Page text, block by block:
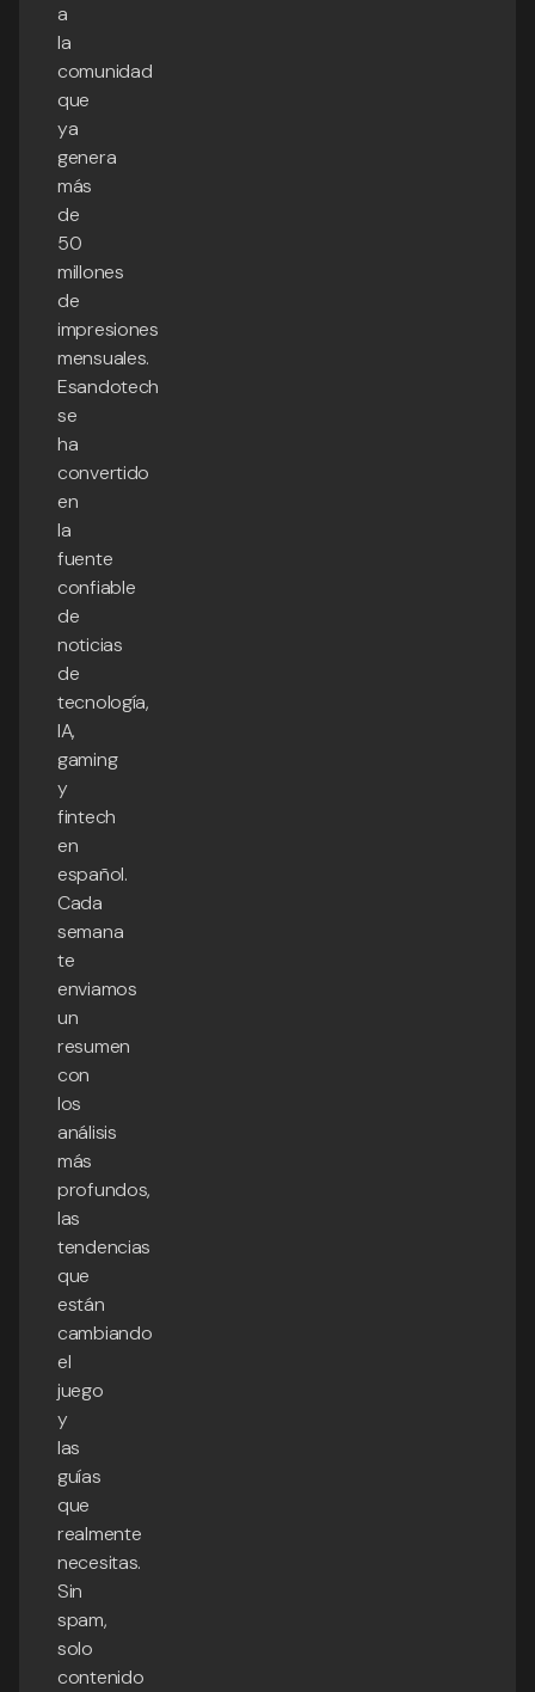
a
la
comunidad
que
ya
genera
más
de
50
millones
de
impresiones
mensuales.
Esandotech
se
ha
convertido
en
la
fuente
confiable
de
noticias
de
tecnología,
IA,
gaming
y
fintech
en
español.
Cada
semana
te
enviamos
un
resumen
con
los
análisis
más
profundos,
las
tendencias
que
están
cambiando
el
juego
y
las
guías
que
realmente
necesitas.
Sin
spam,
solo
contenido